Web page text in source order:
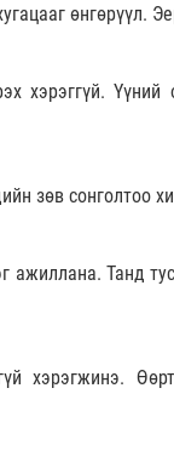
өнгөрүүл.
хэрэггүй.
зөв сонголтоо
ажиллана. Танд
хэрэгжинэ.